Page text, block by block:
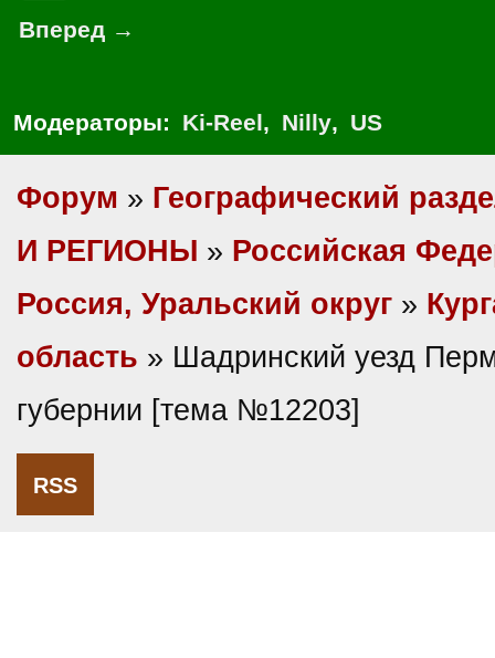
Вперед →
Модераторы: Ki-Reel, Nilly, US
Форум » Географический
И РЕГИОНЫ » Российская
Россия, Уральский округ »
область » Шадринский уезд
губернии [тема №12203]
RSS